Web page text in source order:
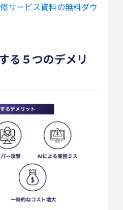
サービス資料の無料ダウ
る５つのデメリ